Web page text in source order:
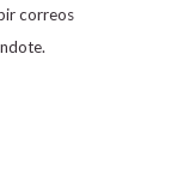
correos